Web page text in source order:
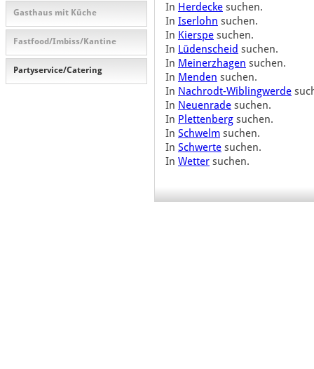
Gasthaus mit Küche
Fastfood/Imbiss/Kantine
Partyservice/Catering
In Herdecke suchen.
In Iserlohn suchen.
In Kierspe suchen.
In Lüdenscheid suchen.
In Meinerzhagen suchen.
In Menden suchen.
In Nachrodt-Wiblingwerde
In Neuenrade suchen.
In Plettenberg suchen.
In Schwelm suchen.
In Schwerte suchen.
In Wetter suchen.